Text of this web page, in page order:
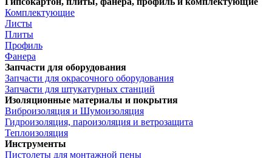
Комплектующие
Листы
Плиты
Профиль
Фанера
Запчасти для оборудования
Запчасти для окрасочного оборудования
Запчасти для штукатурных станций
Изоляционные материалы и покрытия
Виброизоляция и Шумоизоляция
Гидроизоляция, пароизоляция и ветрозащита
Теплоизоляция
Инструменты
Пистолеты для монтажной пены